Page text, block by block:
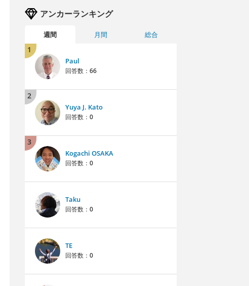
アンカーランキング
週間 月間 総合
1
Paul
回答数： 66
2
Yuya J. Kato
回答数： 0
3
Kogachi OSAKA
回答数： 0
Taku
回答数： 0
TE
回答数： 0